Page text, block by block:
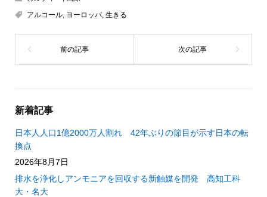
アルコール, ヨーロッパ, 生きる
新着記事
日本人人口1億2000万人割れ 42年ぶりの節目が示す日本の転
換点
2026年8月7日
排水を浄化しアンモニアを回収する新触媒を開発 高知工科
大・名大